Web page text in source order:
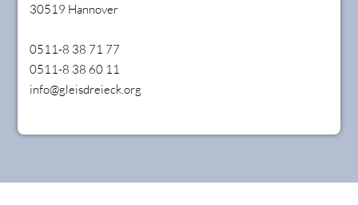
30519 Hannover
0511-8 38 71 77
0511-8 38 60 11
info@gleisdreieck.org